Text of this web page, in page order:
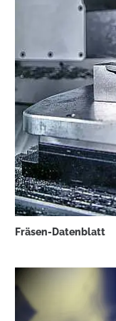
Fräsen-Datenblatt